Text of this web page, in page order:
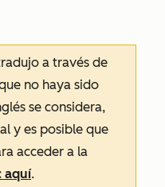
a través de
no haya sido
se considera,
y es posible que
acceder a la
aquí.